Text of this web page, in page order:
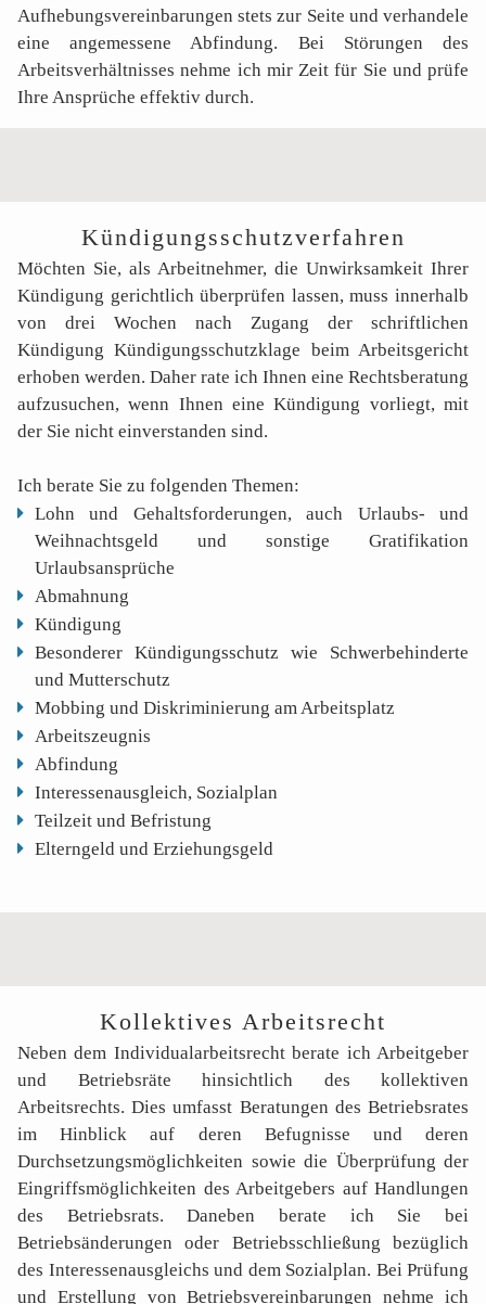
Aufhebungsvereinbarungen stets zur Seite und verhandele
eine angemessene Abfindung. Bei Störungen des
Arbeitsverhältnisses nehme ich mir Zeit für Sie und prüfe
Ihre Ansprüche effektiv durch.
Kündigungsschutzverfahren
Möchten Sie, als Arbeitnehmer, die Unwirksamkeit Ihrer
Kündigung gerichtlich überprüfen lassen, muss innerhalb
von drei Wochen nach Zugang der schriftlichen
Kündigung Kündigungsschutzklage beim Arbeitsgericht
erhoben werden. Daher rate ich Ihnen eine Rechtsberatung
aufzusuchen, wenn Ihnen eine Kündigung vorliegt, mit
der Sie nicht einverstanden sind.
Ich berate Sie zu folgenden Themen:
Lohn und Gehaltsforderungen, auch Urlaubs- und
Weihnachtsgeld und sonstige Gratifikation
Urlaubsansprüche
Abmahnung
Kündigung
Besonderer Kündigungsschutz wie Schwerbehinderte
und Mutterschutz
Mobbing und Diskriminierung am Arbeitsplatz
Arbeitszeugnis
Abfindung
Interessenausgleich, Sozialplan
Teilzeit und Befristung
Elterngeld und Erziehungsgeld
Kollektives Arbeitsrecht
Neben dem Individualarbeitsrecht berate ich Arbeitgeber
und Betriebsräte hinsichtlich des kollektiven
Arbeitsrechts. Dies umfasst Beratungen des Betriebsrates
im Hinblick auf deren Befugnisse und deren
Durchsetzungsmöglichkeiten sowie die Überprüfung der
Eingriffsmöglichkeiten des Arbeitgebers auf Handlungen
des Betriebsrats. Daneben berate ich Sie bei
Betriebsänderungen oder Betriebsschließung bezüglich
des Interessenausgleichs und dem Sozialplan. Bei Prüfung
und Erstellung von Betriebsvereinbarungen nehme ich